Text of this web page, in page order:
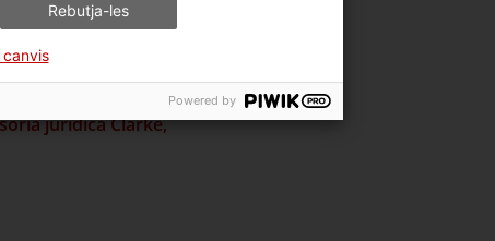
jurídica Clarke,
Rebutja-les
canvis
Powered by